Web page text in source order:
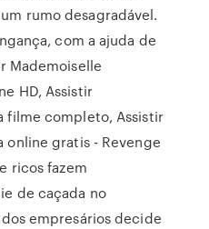
rumo desagradável.
com a ajuda de
Mademoiselle
HD, Assistir
filme completo, Assistir
online gratis - Revenge
ricos fazem
de caçada no
empresários decide